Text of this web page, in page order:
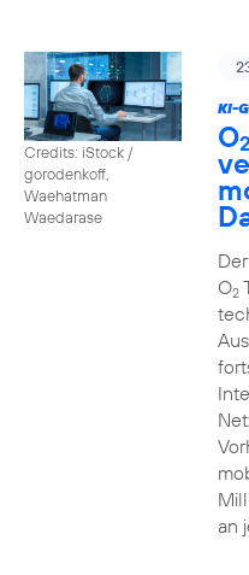
Credits: iStock /
gorodenkoff,
Waehatman
Waedarase
KI-
O2
O2
an